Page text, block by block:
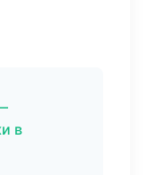
в